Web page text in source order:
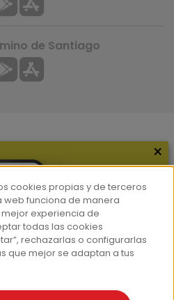
Consumer
de Santiago
×
cookies propias y de terceros
funciona de manera
experiencia de
todas las cookies
rechazarlas o configurarlas
que mejor se adaptan a tus